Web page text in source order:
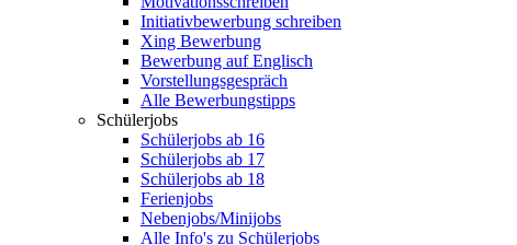
Initiativbewerbung schreiben
Xing Bewerbung
Bewerbung auf Englisch
Vorstellungsgespräch
Alle Bewerbungstipps
Schülerjobs
Schülerjobs ab 16
Schülerjobs ab 17
Schülerjobs ab 18
Ferienjobs
Nebenjobs/Minijobs
Alle Info's zu Schülerjobs